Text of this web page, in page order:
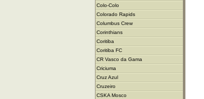
Colo-Colo
Colorado Rapids
Columbus Crew
Corinthians
Coritiba
Coritiba FC
CR Vasco da Gama
Criciuma
Cruz Azul
Cruzeiro
CSKA Mosco